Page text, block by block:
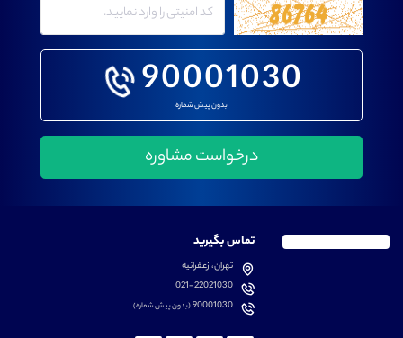
90001030
بدون پیش شماره
تماس بگیرید
تهران، زعفرانیه
021-22021030
90001030(بدون پیش شماره)